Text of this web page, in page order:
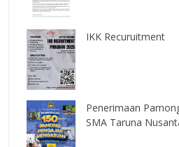
IKK Recuruitment
Penerimaan
SMA Taruna